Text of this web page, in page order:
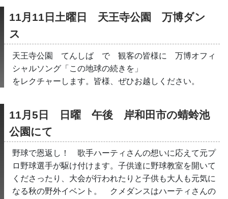
11月11日土曜日　天王寺公園　万博ダン
ス
天王寺公園　てんしば　で　観客の皆様に　万博オフィ
シャルソング「この地球の続きを」
をレクチャーします。皆様、ぜひお越しください。
11月5日　日曜　午後　岸和田市の蜻蛉池
公園にて
野球で恩返し！　歌手ハーティさんの想いに応えて元プ
ロ野球選手が駆け付けます。子供達に野球教室を開いて
くださったり、大会が行われたりと子供も大人も元気に
なる秋の野外イベント。　クメダンスはハーティさんの